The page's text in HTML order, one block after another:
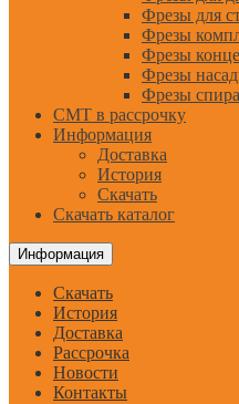
Фрезы для
Фрезы
Фрезы
Фрезы
Фрезы
CMT в рассрочку
Информация
Доставка
История
Скачать
Скачать каталог
Информация
Скачать
История
Доставка
Рассрочка
Новости
Контакты